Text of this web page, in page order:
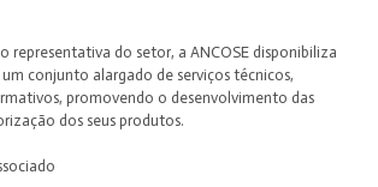
representativa do setor, a ANCOSE disponibiliza
um conjunto alargado de serviços técnicos,
promovendo o desenvolvimento das
dos seus produtos.